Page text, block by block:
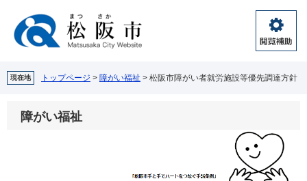
閲
覧
助
現在地 トップページ > 障がい福祉 > 松阪市障がい者就労施設等優先調達方針
障がい福祉